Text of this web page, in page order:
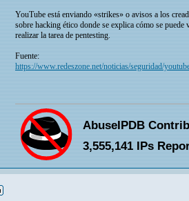
YouTube está enviando «strikes» o avisos a los
sobre hacking ético donde se explica cómo se
realizar la tarea de pentesting.
Fuente:
https://www.redeszone.net/noticias/seguridad/